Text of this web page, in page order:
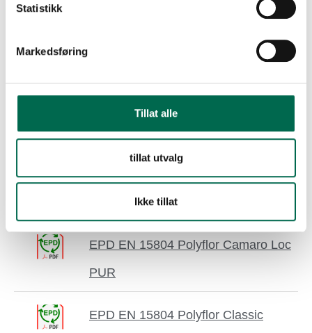
Statistikk
Markedsføring
Tillat alle
tillat utvalg
Ikke tillat
Diversity, WSL, WSE, WSL, Strobe
EPD EN 15804 Polyclad Pro Pu
EPD EN 15804 Polyflor 2000 -XL Pu
EPD EN 15804 Polyflor Camaro Loc
PUR
EPD EN 15804 Polyflor Classic